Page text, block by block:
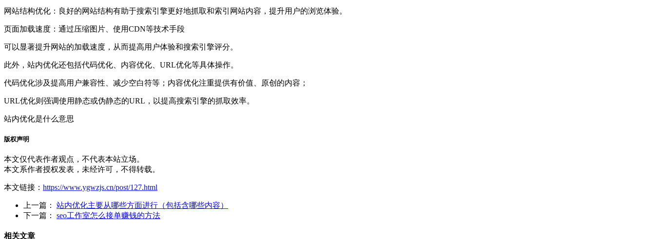
网站结构优化：良好的网站结构有助于搜索引擎更好地抓取和索引网站内容，提升用户的浏览体验。
页面加载速度：通过压缩图片、使用CDN等技术手段
可以显著提升网站的加载速度，从而提高用户体验和搜索引擎评分。
此外，站内优化还包括代码优化、内容优化、URL优化等具体操作。
代码优化涉及提高用户兼容性、减少空白符等；内容优化注重提供有价值、原创的内容；
URL优化则强调使用静态或伪静态的URL，以提高搜索引擎的抓取效率。
站内优化是什么意思
版权声明
本文仅代表作者观点，不代表本站立场。
本文系作者授权发表，未经许可，不得转载。
本文链接： https://www.ygwzjs.cn/post/127.html
上一篇： 站内优化主要从哪些方面进行（包括含哪些内容）
下一篇： seo工作室怎么接单赚钱的方法
相关文章